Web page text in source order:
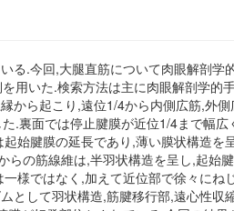
る.今回,大腿直筋について肉眼解剖
用いた.検索方法は主に肉眼解剖学的
から起こり,遠位1/4から内側広筋,外
.裏面では停止腱膜が近位1/4まで幅
始腱膜の延長であり,薄い膜状構造を
の筋線維は,半羽状構造を呈し,起始
様ではなく,加えて近位部で徐々に
して羽状構造,筋腱移行部,遠心性